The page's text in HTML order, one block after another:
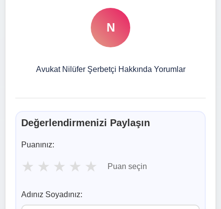
N
Avukat Nilüfer Şerbetçi Hakkında Yorumlar
Değerlendirmenizi Paylaşın
Puanınız:
★ ★ ★ ★ ★ Puan seçin
Adınız Soyadınız: